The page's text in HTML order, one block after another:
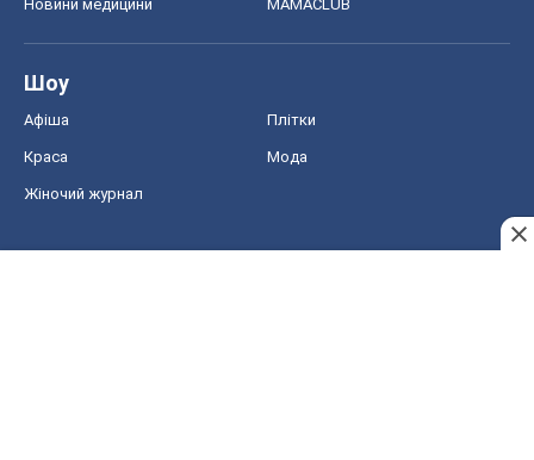
Новини медицини MAMACLUB
Шоу
Афіша Плітки
Краса Мода
Жіночий журнал